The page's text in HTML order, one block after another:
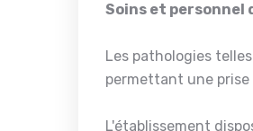
Soins et personnel
Les pathologies
permettant une prise
L'établissement